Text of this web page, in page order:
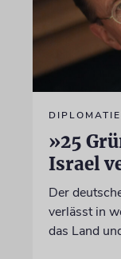
DIPLOMATIE
»25
Israel
Der
verlässt in
das Land